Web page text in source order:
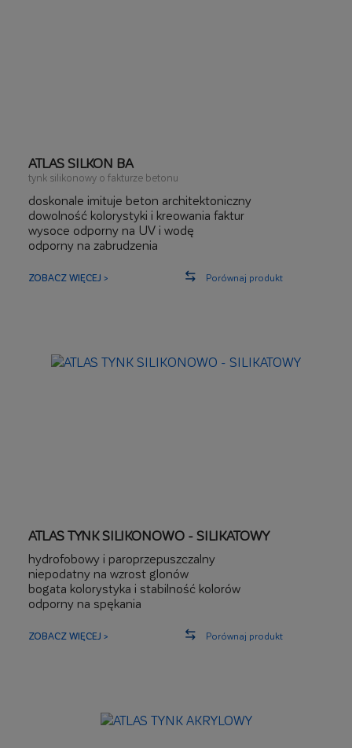
ATLAS SILKON BA
tynk silikonowy o fakturze betonu
doskonale imituje beton architektoniczny
dowolność kolorystyki i kreowania faktur
wysoce odporny na UV i wodę
odporny na zabrudzenia
płytkach ceramicznych
ZOBACZ WIĘCEJ > Porównaj produkt
ATLAS TYNK SILIKONOWO - SILIKATOWY
hydrofobowy i paroprzepuszczalny
niepodatny na wzrost glonów
bogata kolorystyka i stabilność kolorów
odporny na spękania
ZOBACZ WIĘCEJ > Porównaj produkt